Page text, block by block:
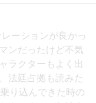
ーションが良かっ
ンだったけど不気
ラクターもよく出
法廷占拠も読みた
り込んできた時の